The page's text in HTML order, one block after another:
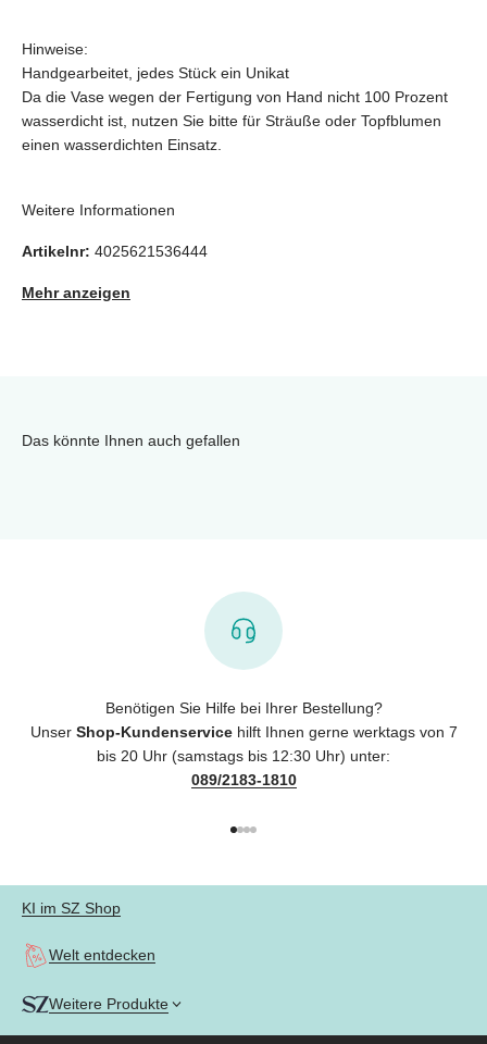
Hinweise:
Handgearbeitet, jedes Stück ein Unikat
Da die Vase wegen der Fertigung von Hand nicht 100 Prozent
wasserdicht ist, nutzen Sie bitte für Sträuße oder Topfblumen
einen wasserdichten Einsatz.
Weitere Informationen
Artikelnr: 4025621536444
Mehr anzeigen
Das könnte Ihnen auch gefallen
Benötigen Sie Hilfe bei Ihrer Bestellung?
Unser Shop-Kundenservicehilft Ihnen gerne werktags von 7
bis 20 Uhr (samstags bis 12:30 Uhr) unter:
089/2183-1810
KI im SZ Shop
Welt entdecken
Weitere Produkte